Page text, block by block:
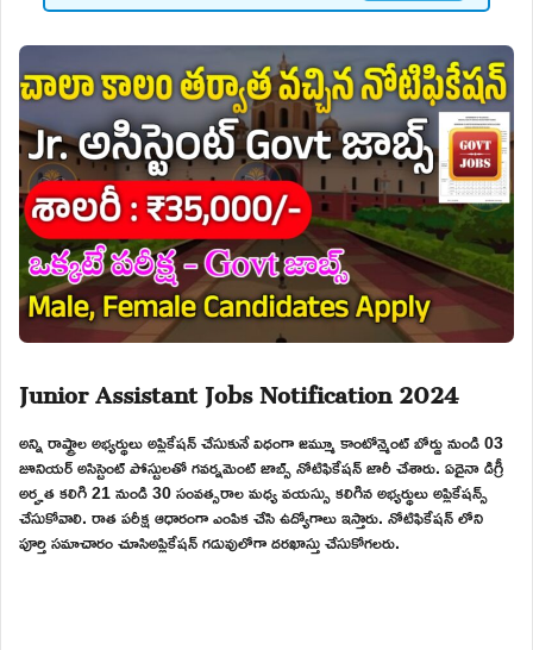
Junior Assistant Jobs Notification 2024
అన్ని రాష్ట్రాల అభ్యర్థులు అప్లికేషన్ చేసుకునే విధంగా జమ్మూ కాంటోన్మెంట్ బోర్డు నుండి 03
జూనియర్ అసిస్టెంట్ పోస్టులతో గవర్నమెంట్ జాబ్స్ నోటిఫికేషన్ జారీ చేశారు. ఏదైనా డిగ్రీ
అర్హత కలిగి 21 నుండి 30 సంవత్సరాల మధ్య వయస్సు కలిగిన అభ్యర్థులు అప్లికేషన్స్
చేసుకోవాలి. రాత పరీక్ష ఆధారంగా ఎంపిక చేసి ఉద్యోగాలు ఇస్తారు. నోటిఫికేషన్ లోని
పూర్తి సమాచారం చూసిఅప్లికేషన్ గడువులోగా దరఖాస్తు చేసుకోగలరు.